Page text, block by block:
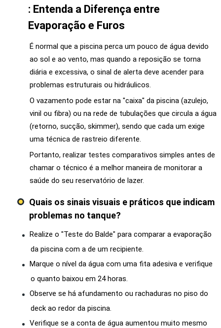
: Entenda a Diferença entre
Evaporação e Furos
É normal que a piscina perca um pouco de água devido
ao sol e ao vento, mas quando a reposição se torna
diária e excessiva, o sinal de alerta deve acender para
problemas estruturais ou hidráulicos.
O vazamento pode estar na "caixa" da piscina (azulejo,
vinil ou fibra) ou na rede de tubulações que circula a água
(retorno, sucção, skimmer), sendo que cada um exige
uma técnica de rastreio diferente.
Portanto, realizar testes comparativos simples antes de
chamar o técnico é a melhor maneira de monitorar a
saúde do seu reservatório de lazer.
Quais os sinais visuais e práticos que indicam
problemas no tanque?
Realize o "Teste do Balde" para comparar a evaporação
da piscina com a de um recipiente.
Marque o nível da água com uma fita adesiva e verifique
o quanto baixou em 24 horas.
Observe se há afundamento ou rachaduras no piso do
deck ao redor da piscina.
Verifique se a conta de água aumentou muito mesmo